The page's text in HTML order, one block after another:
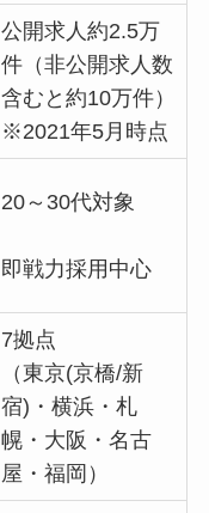
公開求人約2.5万
件（非公開求人数
含むと 約10万件）
※2021年5月時点
20～30代対象
即戦力採用中心
7拠点
（東京(京橋/新
宿)・横浜・札
幌・大阪・名古
屋・福岡）